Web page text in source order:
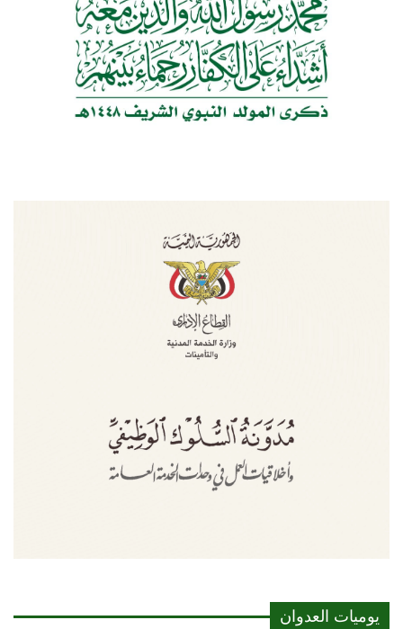
يوميات العدوان